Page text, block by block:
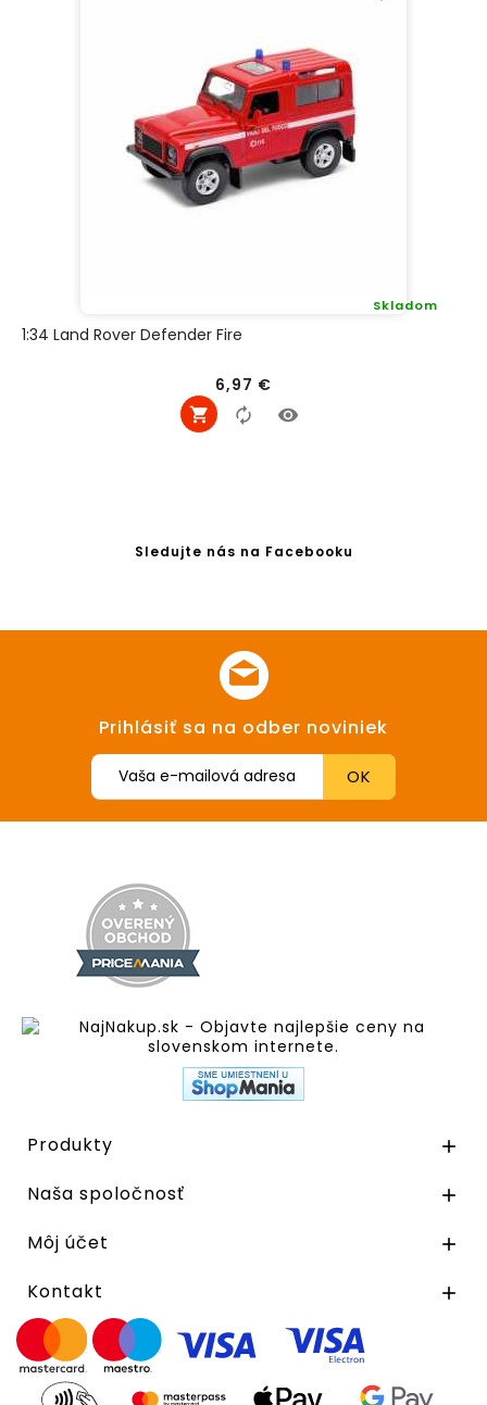
1:34 Land Rover Defender Fire
6,97 €
Skladom
Sledujte nás na Facebooku
Prihlásiť sa na odber noviniek
Produkty 
Naša spoločnosť 
Môj účet 
Kontakt 